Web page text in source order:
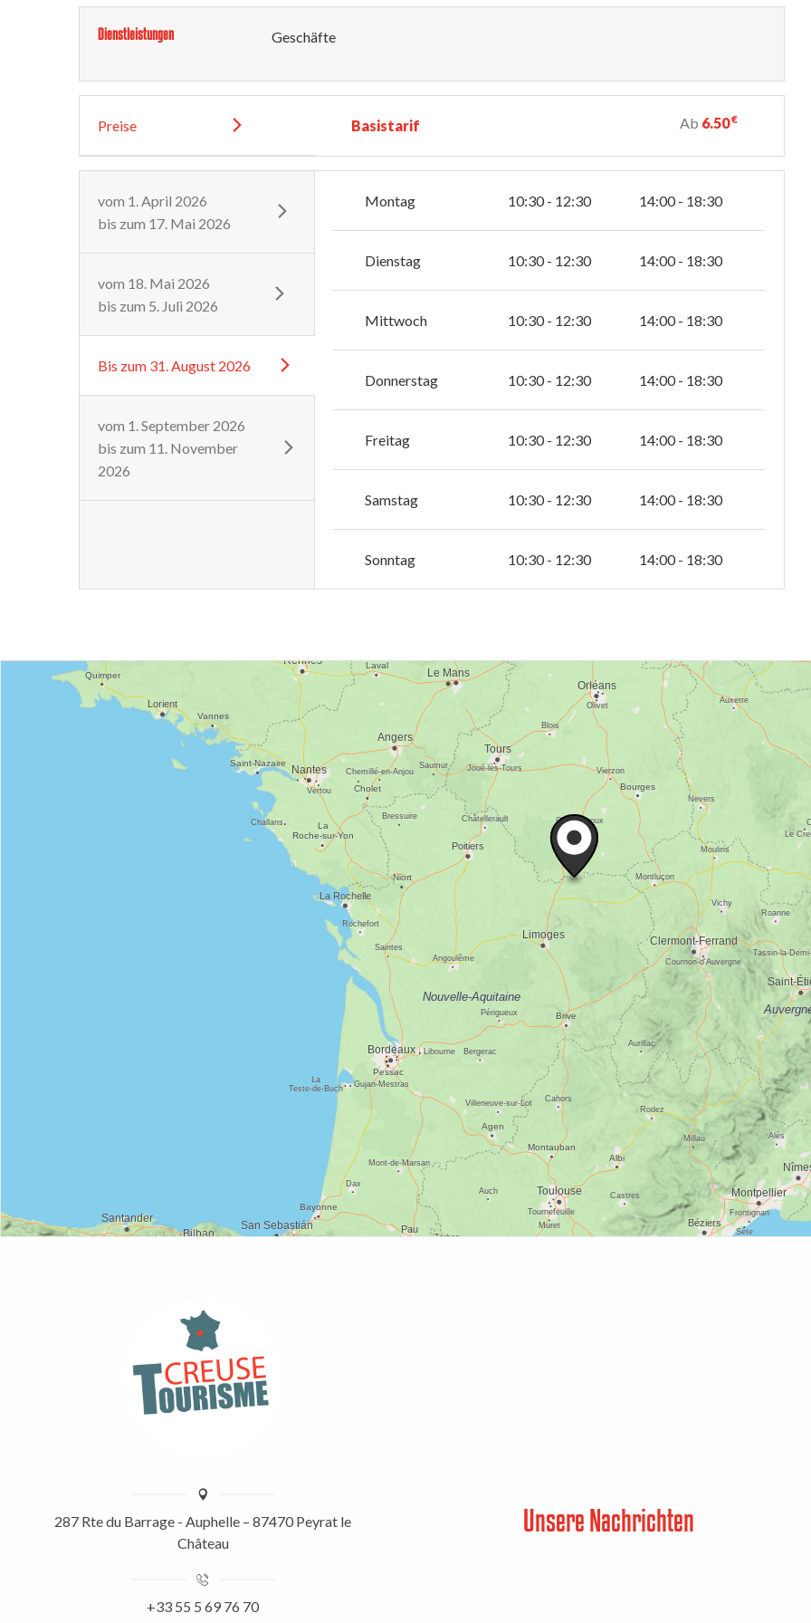
Dienstleistungen Geschäfte
Preise Basistarif Ab 6.50€
vom 1. April 2026
bis zum 17. Mai 2026
vom 18. Mai 2026
bis zum 5. Juli 2026
Bis zum 31. August 2026
vom 1. September 2026
bis zum 11. November
2026
Montag 10:30 - 12:30 14:00 - 18:30
Dienstag 10:30 - 12:30 14:00 - 18:30
Mittwoch 10:30 - 12:30 14:00 - 18:30
Donnerstag 10:30 - 12:30 14:00 - 18:30
Freitag 10:30 - 12:30 14:00 - 18:30
Samstag 10:30 - 12:30 14:00 - 18:30
Sonntag 10:30 - 12:30 14:00 - 18:30
287 Rte du Barrage - Auphelle – 87470 Peyrat le
Château
+33 55 5 69 76 70
Unsere Nachrichten